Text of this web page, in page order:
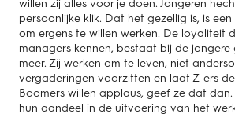
persoonlijke klik. Dat het gezellig is, is
om ergens te willen werken. De loyaliteit
managers kennen, bestaat bij de jongere
meer. Zij werken om te leven, niet
vergaderingen voorzitten en laat Z-ers
Boomers willen applaus, geef ze dat
hun aandeel in de uitvoering van het